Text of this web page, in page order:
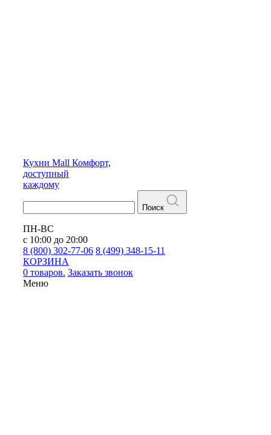
Кухни Mall Комфорт,
доступный
каждому
Поиск
ПН-ВС
с 10:00 до 20:00
8 (800) 302-77-06 8 (499) 348-15-11
КОРЗИНА
0 товаров. Заказать звонок
Меню